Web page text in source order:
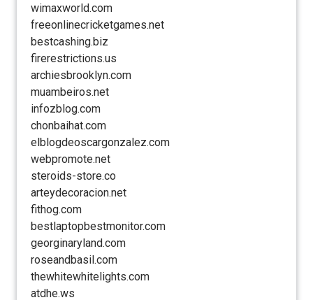
wimaxworld.com
freeonlinecricketgames.net
bestcashing.biz
firerestrictions.us
archiesbrooklyn.com
muambeiros.net
infozblog.com
chonbaihat.com
elblogdeoscargonzalez.com
webpromote.net
steroids-store.co
arteydecoracion.net
fithog.com
bestlaptopbestmonitor.com
georginaryland.com
roseandbasil.com
thewhitewhitelights.com
atdhe.ws